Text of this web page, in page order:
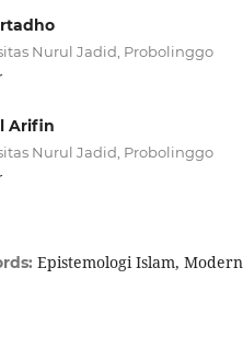
Nurul Jadid, Probolinggo
Arifin
Nurul Jadid, Probolinggo
Epistemologi Islam,